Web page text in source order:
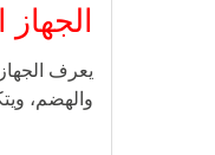
يعرف
والهضم،